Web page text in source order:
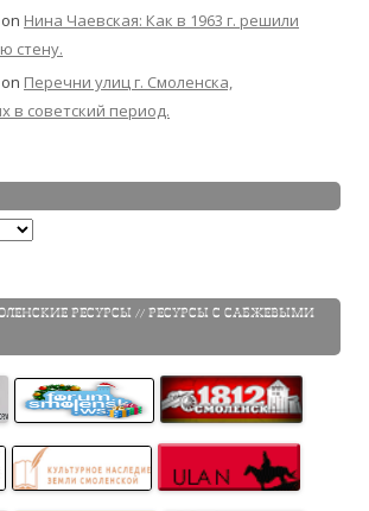
on Нина Чаевская: Как в 1963 г. решили
стену.
on Перечни улиц г. Смоленска,
в советский период.
РЕСУРСЫ // РЕСУРСЫ С САБЖЕВЫМИ